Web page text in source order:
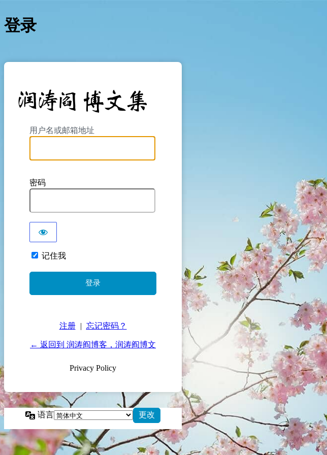
登录
用户名或邮箱地址
密码
记住我
注册 | 忘记密码？
← 返回到 润涛阎博客，润涛阎博文
Privacy Policy
语言